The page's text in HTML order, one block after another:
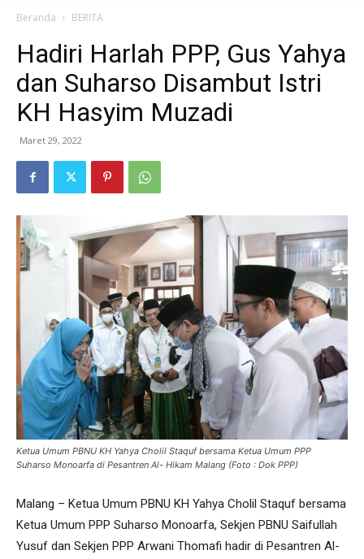
Beranda BERITA
Hadiri Harlah PPP, Gus Yahya
dan Suharso Disambut Istri
KH Hasyim Muzadi
Maret 29, 2022
Ketua Umum PBNU KH Yahya Cholil Staquf bersama Ketua Umum PPP
Suharso Monoarfa di Pesantren Al- Hikam Malang (Foto : Dok PPP)
Malang – Ketua Umum PBNU KH Yahya Cholil Staquf bersama
Ketua Umum PPP Suharso Monoarfa, Sekjen PBNU Saifullah
Yusuf dan Sekjen PPP Arwani Thomafi hadir di Pesantren Al-